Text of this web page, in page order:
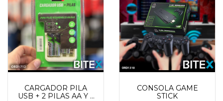
CARGADOR PILA
USB + 2 PILAS AA Y 2
CONSOLA GAME
STICK